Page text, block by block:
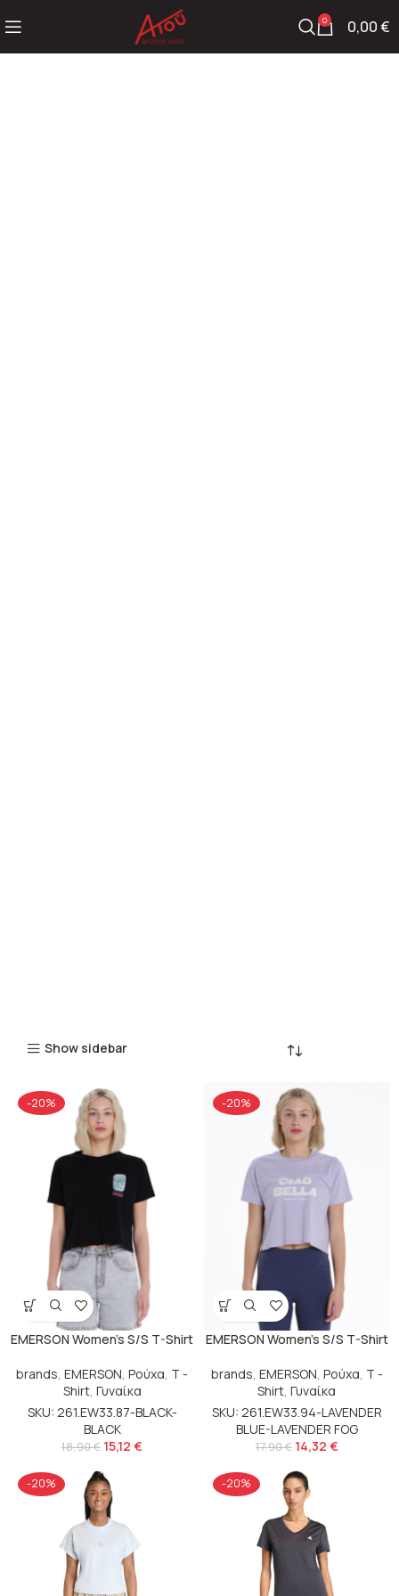
0 0,00€
Show sidebar
EMERSON Women’s S/S T-Shirt
brands EMERSON Ρούχα T -
Shirt, Γυναίκα
SKU: 261.EW33.87-BLACK-
BLACK
18,90€ 15,12 €
-20%
EMERSON Women’s S/S T-Shirt
brands EMERSON Ρούχα T -
Shirt ,Γυναίκα
SKU: 261.EW33.94-LAVENDER
BLUE-LAVENDER FOG
17,90€ 14,32 €
-20%
-20% -20%